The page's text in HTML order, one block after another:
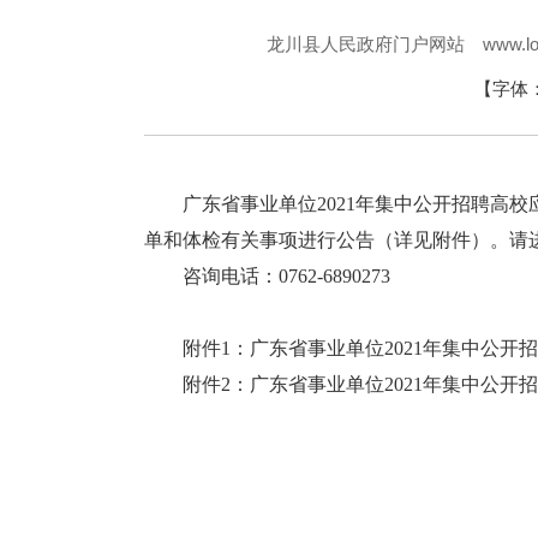
龙川县人民政府门户网站
【字体
广东省事业单位2021年集中公开招聘高校
单和体检有关事项进行公告（详见附件）。
咨询电话：0762-6890273
附件1：广东省事业单位2021年集中公开
附件2：广东省事业单位2021年集中公开